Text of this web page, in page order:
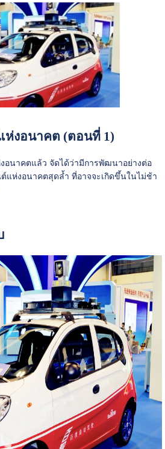
ห่งอนาคต (ตอนที่ 1)
อนาคตแล้ว จัดได้ว่ามีการพัฒนาอย่างต่อ
ต์แห่งอนาคตสุดล้ำ ที่อาจจะเกิดขึ้นในไม่ช้า